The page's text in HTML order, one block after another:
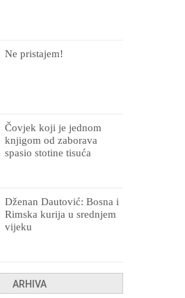
Ne pristajem!
Čovjek koji je jednom
knjigom od zaborava
spasio stotine tisuća
Dženan Dautović: Bosna i
Rimska kurija u srednjem
vijeku
ARHIVA